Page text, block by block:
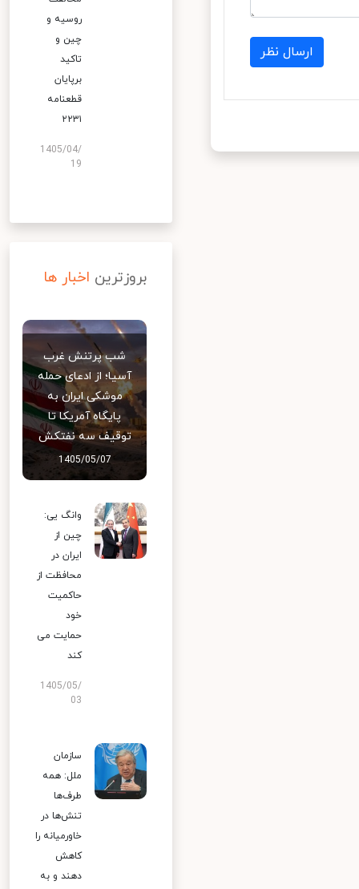
ارسال نظر
روسیه و
چین و
تاکید
برپایان
قطعنامه
۲۲۳۱
1405/04/
19
بروزترین اخبار ها
شب پرتنش غرب
آسیا؛ از ادعای حمله
موشکی ایران به
پایگاه آمریکا تا
توقیف سه نفتکش
1405/05/07
وانگ یی:
چین از
ایران در
محافظت از
حاکمیت
خود
حمایت می
کند
1405/05/
03
سازمان
ملل: همه
طرف‌ها
تنش‌ها در
خاورمیانه را
کاهش
دهند و به